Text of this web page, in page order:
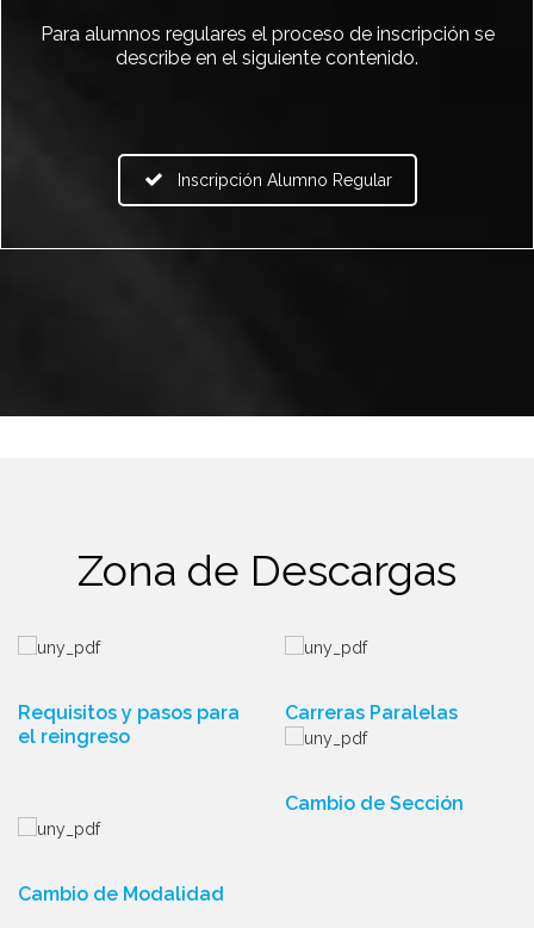
Para alumnos regulares el proceso de inscripción se
describe en el siguiente contenido.
Inscripción Alumno Regular
Zona de Descargas
Requisitos y pasos para
el reingreso
Carreras Paralelas
Cambio de Sección
Cambio de Modalidad